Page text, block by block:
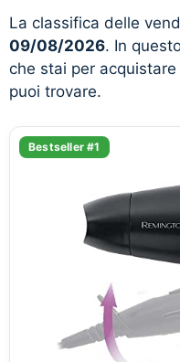
La classifica delle
09/08/2026. In
che stai per
puoi trovare.
Bestseller #1